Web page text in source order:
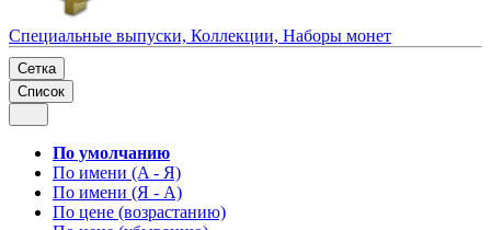
Специальные выпуски, Коллекции, Наборы монет
Сетка
Список
По умолчанию
По имени (A - Я)
По имени (Я - A)
По цене (возрастанию)